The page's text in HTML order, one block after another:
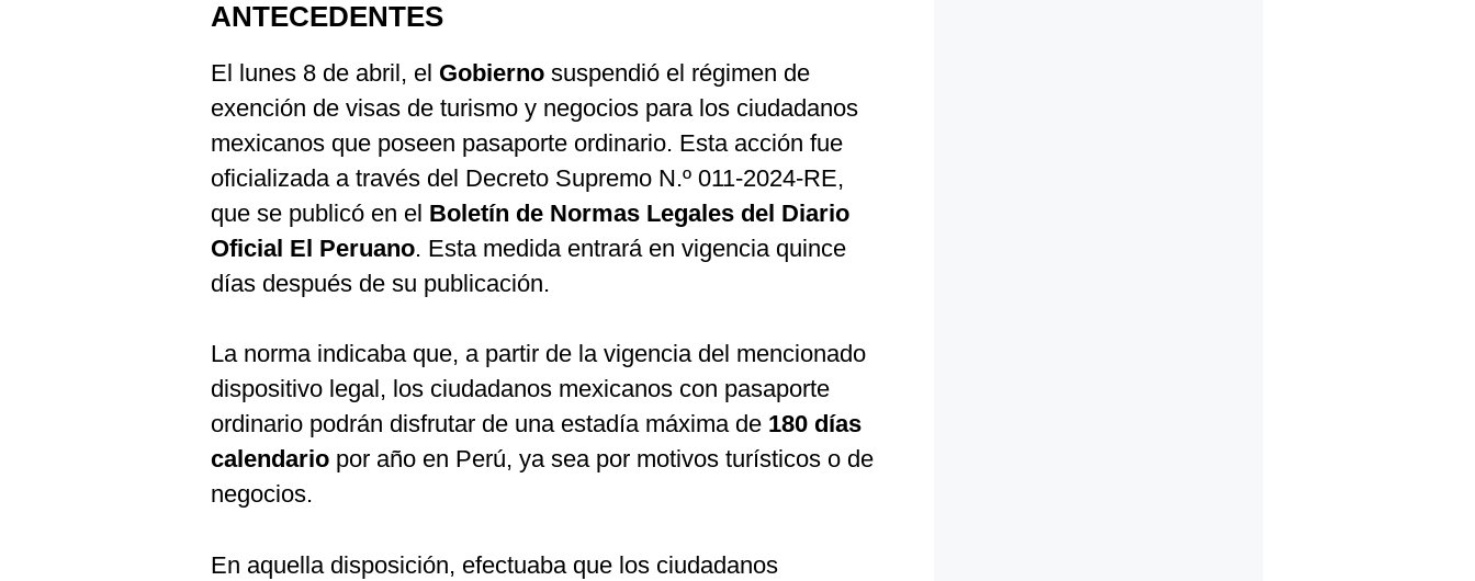
ANTECEDENTES
El lunes 8 de abril, el Gobierno suspendió el régimen de
exención de visas de turismo y negocios para los ciudadanos
mexicanos que poseen pasaporte ordinario. Esta acción fue
oficializada a través del Decreto Supremo N.º 011-2024-RE,
que se publicó en el Boletín de Normas Legales del Diario
Oficial El Peruano. Esta medida entrará en vigencia quince
días después de su publicación.
La norma indicaba que, a partir de la vigencia del mencionado
dispositivo legal, los ciudadanos mexicanos con pasaporte
ordinario podrán disfrutar de una estadía máxima de 180 días
calendario por año en Perú, ya sea por motivos turísticos o de
negocios.
En aquella disposición, efectuaba que los ciudadanos